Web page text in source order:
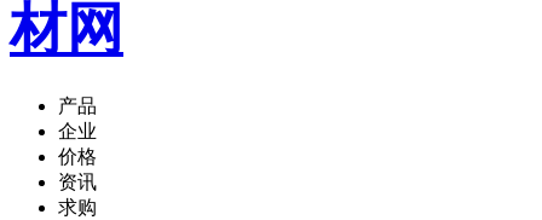
产品
企业
价格
资讯
求购